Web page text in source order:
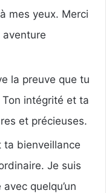
mes yeux. Merci
la preuve que tu
intégrité et ta
et précieuses.
ta bienveillance
Je suis
quelqu’un